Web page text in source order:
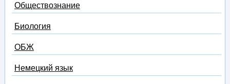
Обществознание
Биология
ОБЖ
Немецкий язык